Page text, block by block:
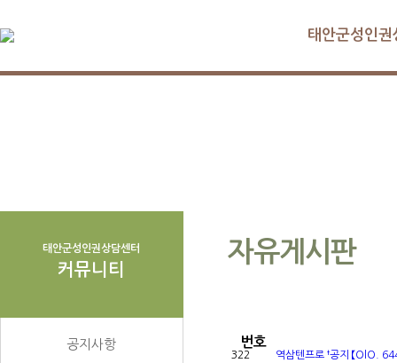
태안군성인권
태안군성인권상담센터
커뮤니티
공지사항
자유게시판
번호
322
역삼텐프로 †공지 【OlO.